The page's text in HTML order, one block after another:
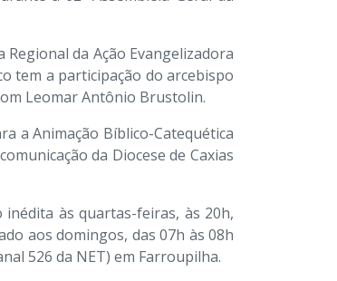
da Ação Evangelizadora
tem a participação do arcebispo
Leomar Antônio Brustolin.
a Animação Bíblico-Catequética
da Diocese de Caxias
inédita às quartas-feiras, às 20h,
aos domingos, das 07h às 08h
526 da NET) em Farroupilha.